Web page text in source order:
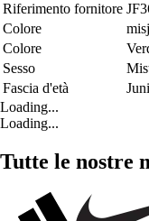
Riferimento fornitore
Colore
Colore
Sesso
Fascia d'età
Loading...
Loading...
Tutte le nostre